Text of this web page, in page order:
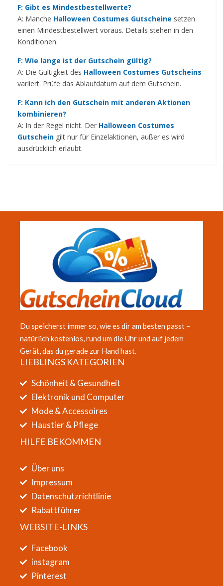
F: Gibt es Mindestbestellwerte?
A: Manche Halloween Costumes Gutscheine setzen
einen Mindestbestellwert voraus. Details stehen in den
Konditionen.
F: Wie lange ist der Gutschein gültig?
A: Die Gültigkeit des Halloween Costumes Gutscheins
variiert. Prüfe das Ablaufdatum auf dem Gutschein.
F: Kann ich den Gutschein mit anderen Aktionen
kombinieren?
A: In der Regel nicht. Der Halloween Costumes
Gutschein gilt nur für Einzelaktionen, außer es wird
ausdrücklich erlaubt.
Du speicherst immer so, wie es dir am besten passt –
natürlich kostenlos, rund um die Uhr und auf jedem
Gerät, das du gerade zur Hand hast.
LIEBLINGS KATEGORIEN
Schönheit & Gesundheit
Elektronik und Computer
Mode & Accessoires
Haustier & Pflege
HILFE BEKOMMEN
Über uns
Impressum
Datenschutzrichtlinie
Rabattführer
WEBSITE-LINKS
Facebook
instagram
Pinterest